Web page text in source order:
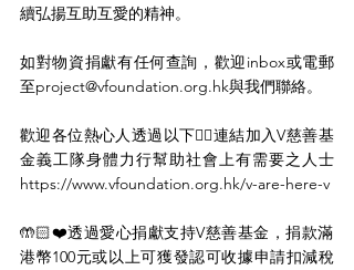
續弘揚互助互愛的精神。
如對物資捐獻有任何查詢，歡迎inbox或電郵
至project@vfoundation.org.hk與我們聯絡。
歡迎各位熱心人透過以下👇🏻連結加入V慈善基
金義工隊身體力行幫助社會上有需要之人士
https://www.vfoundation.org.hk/v-are-here-v
🤲🏻❤️透過愛心捐獻支持V慈善基金，捐款滿
港幣100元或以上可獲發認可收據申請扣減稅